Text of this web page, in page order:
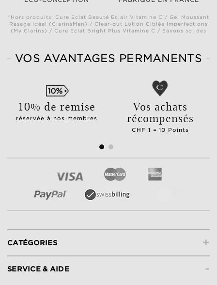
*Hors produits: Cure Eclat Beauté Eclair Vitamine C / Gel Moussant
Rasage Idéal (ClarinsMen) / Clear-out Lotion Ciblée Imperfections
(My Clarins) / Cure Eclat Bright Plus Vitamine C / Savons solides
VOS AVANTAGES PERMANENTS
10% de remise
réservée à nos membres
Vos achats
récompensés
CHF 1 = 10 Points
+
CATÉGORIES
-
SERVICE & AIDE